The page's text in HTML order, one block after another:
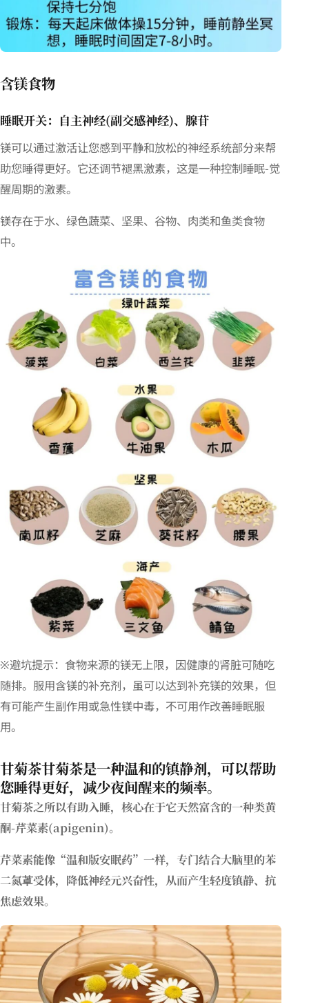
含镁食物
睡眠开关：自主神经(副交感神经)、腺苷
镁可以通过激活让您感到平静和放松的神经系统部分来帮
助您睡得更好。它还调节褪黑激素，这是一种控制睡眠-觉
醒周期的激素。
镁存在于水、绿色蔬菜、坚果、谷物、肉类和鱼类食物
中。
※避坑提示：食物来源的镁无上限，因健康的肾脏可随吃
随排。服用含镁的补充剂，虽可以达到补充镁的效果，但
有可能产生副作用或急性镁中毒，不可用作改善睡眠服
用。
甘菊茶甘菊茶是一种温和的镇静剂，可以帮助
您睡得更好，减少夜间醒来的频率。
甘菊茶之所以有助入睡，核心在于它天然富含的一种类黄
酮-芹菜素(apigenin)。
芹菜素能像“温和版安眠药”一样，专门结合大脑里的苯
二氮䓬受体，降低神经元兴奋性，从而产生轻度镇静、抗
焦虑效果。